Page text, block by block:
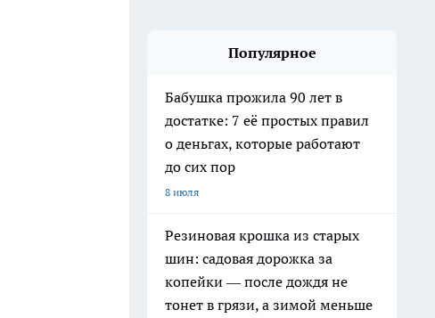
Популярное
Бабушка прожила 90 лет в
достатке: 7 её простых правил
о деньгах, которые работают
до сих пор
8 июля
Резиновая крошка из старых
шин: садовая дорожка за
копейки — после дождя не
тонет в грязи, а зимой меньше